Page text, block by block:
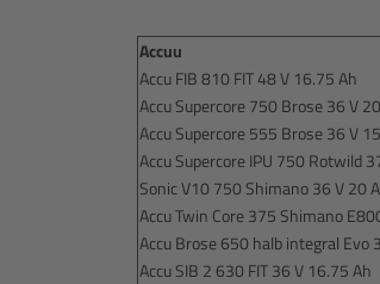
Accuu
Accu FIB 810 FIT 48 V 16.75 Ah
Accu Supercore 750 Brose 36 V
Accu Supercore 555 Brose 36 V
Accu Supercore IPU 750 Rotwild
Sonic V10 750 Shimano 36 V 20
Accu Twin Core 375 Shimano
Accu Brose 650 halb integral Evo
Accu SIB 2 630 FIT 36 V 16.75 Ah